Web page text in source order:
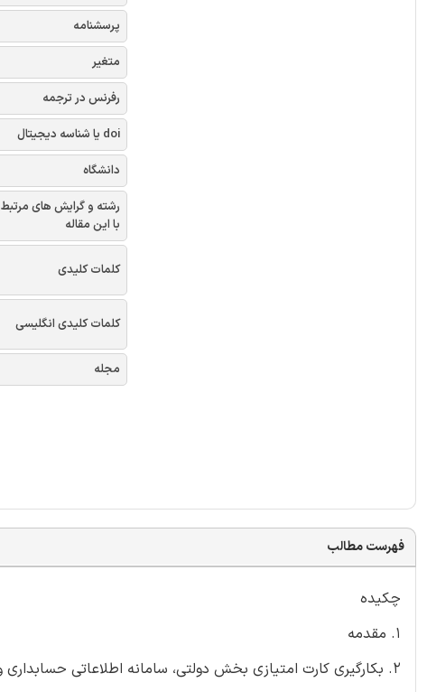
پرسشنامه
متغیر
رفرنس در ترجمه
doi یا شناسه دیجیتال
دانشگاه
رشته و گرایش های مرتبط
با این مقاله
کلمات کلیدی
کلمات کلیدی انگلیسی
مجله
فهرست مطالب
چکیده
1. مقدمه
2. بکارگیری کارت امتیازی بخش دولتی، سامانه اطلاعاتی حسابداری و عملکرد پایدار در بخش دولتی